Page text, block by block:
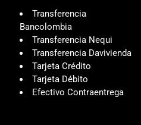
Transferencia
Bancolombia
Transferencia Nequi
Transferencia Davivienda
Tarjeta Crédito
Tarjeta Débito
Efectivo Contraentrega